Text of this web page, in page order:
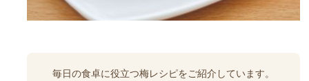
毎日の食卓に役立つ梅レシピをご紹介しています。